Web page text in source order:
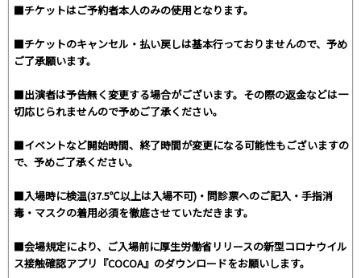
■チケットはご予約者本人のみの使用となります。
■チケットのキャンセル・払い戻しは基本行っておりませんので、予め
ご了承願います。
■出演者は予告無く変更する場合がございます。その際の返金などは一
切応じられませんので予めご了承ください。
■イベントなど開始時間、終了時間が変更になる可能性もございますの
で、予めご了承ください。
■入場時に検温(37.5℃以上は入場不可)・問診票へのご記入・手指消
毒・マスクの着用必須を徹底させていただきます。
■会場規定により、ご入場前に厚生労働省リリースの新型コロナウイル
ス接触確認アプリ『COCOA』のダウンロードをお願いします。